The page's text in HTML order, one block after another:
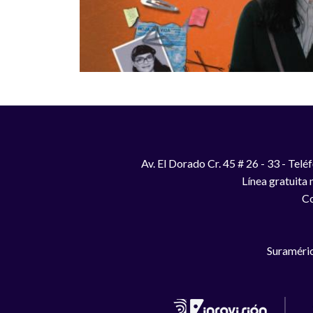
Av. El Dorado Cr. 45 # 26 - 33 -
Línea gratuita